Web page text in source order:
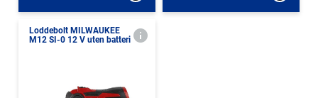
Loddebolt MILWAUKEE
M12 SI-0 12 V uten batteri